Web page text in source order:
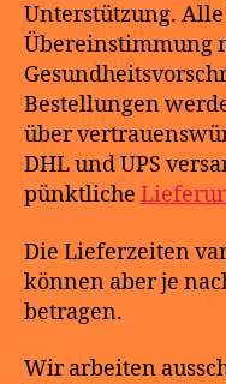
Unterstützung.
Übereinstimmung
Bestellungen
über
DHL und UPS
pünktliche
Die Lieferzeiten
können aber je
betragen.
Wir arbeiten